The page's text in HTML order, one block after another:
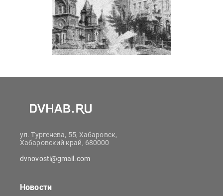
ул. Тургенева, 55, Хабаровск,
Хабаровский край, 680000
dvnovosti@gmail.com
Новости